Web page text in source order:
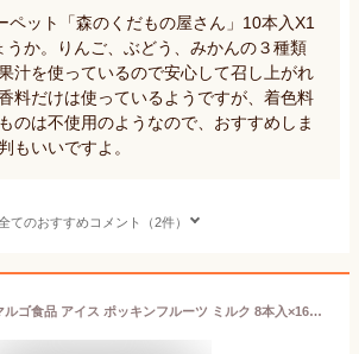
ペット「森のくだもの屋さん」10本入X1
うか。りんご、ぶどう、みかんの３種類
汁を使っているので安心して召し上がれ
料だけは使っているようですが、着色料
のは不使用のようなので、おすすめしま
もいいですよ。
てのおすすめコメント（2件）
【送料無料】マルゴ食品 アイス ポッキンフルーツ ミルク 8本入×16袋セット チューペット風ドリンク おやつ 子供 食品 チューチュー シャーベット ポッキンアイス 棒ジュース【のし・包装不可】